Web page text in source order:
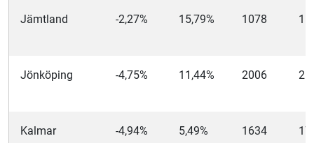
Jämtland -2,27% 15,79% 1078
Jönköping -4,75% 11,44% 2006
Kalmar -4,94% 5,49% 1634